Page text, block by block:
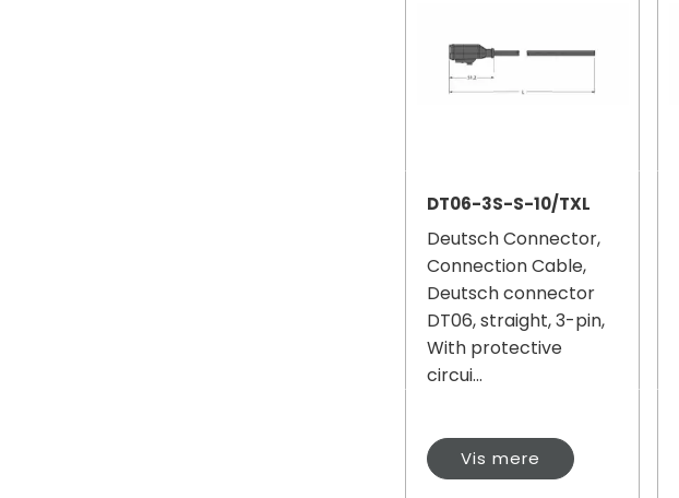
DT06-3S-S-10/TXL
Deutsch Connector,
Connection Cable,
Deutsch connector
DT06, straight, 3-pin,
With protective
circui...
Vis mere